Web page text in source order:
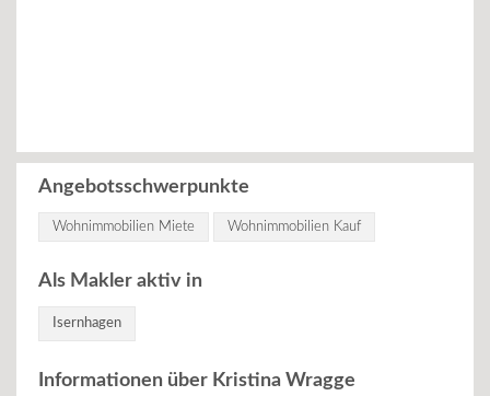
Angebotsschwerpunkte
Wohnimmobilien Miete Wohnimmobilien Kauf
Als Makler aktiv in
Isernhagen
Informationen über Kristina Wragge